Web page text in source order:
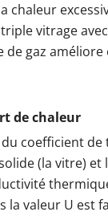
chaleur
vitrage
de gaz améliore
de chaleur
coefficient
(la vitre) et
la valeur U est